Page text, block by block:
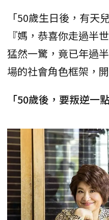
「50歲生日後，有天
『媽，恭喜你走過半
猛然一驚，竟已年過
場的社會角色框架，
「50歲後，要叛逆一點